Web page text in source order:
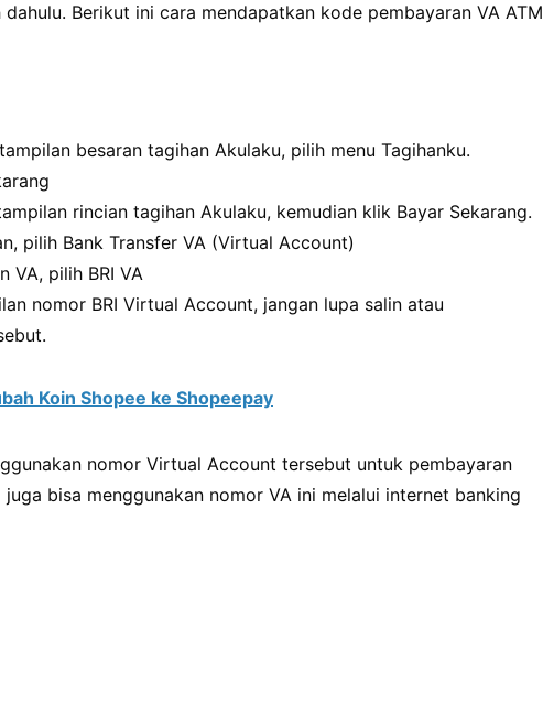
Berikut ini cara mendapatkan kode pembayaran VA ATM
besaran tagihan Akulaku, pilih menu Tagihanku.
rincian tagihan Akulaku, kemudian klik Bayar Sekarang.
pilih Bank Transfer VA (Virtual Account)
VA, pilih BRI VA
nomor BRI Virtual Account, jangan lupa salin atau
Koin Shopee ke Shopeepay
nomor Virtual Account tersebut untuk pembayaran
juga bisa menggunakan nomor VA ini melalui internet banking